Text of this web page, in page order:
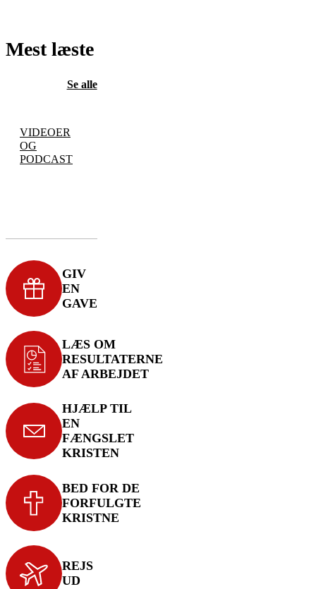
Mest læste
Se alle
VIDEOER
OG
PODCAST
GIV
EN
GAVE
LÆS OM
RESULTATERNE
AF ARBEJDET
HJÆLP TIL
EN
FÆNGSLET
KRISTEN
BED FOR DE
FORFULGTE
KRISTNE
REJS
UD